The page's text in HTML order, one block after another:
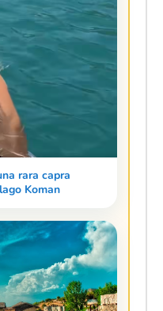
rara capra
Koman